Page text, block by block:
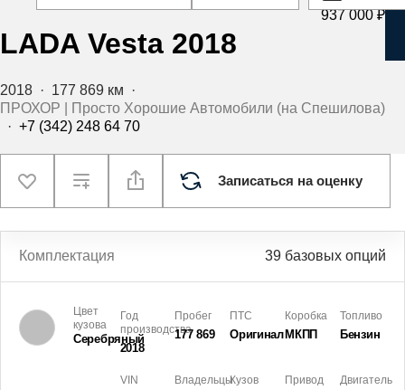
LADA Vesta 2018
937 000 ₽
2018 · 177 869 км ·
ПРОХОР | Просто Хорошие Автомобили (на Спешилова)
· +7 (342) 248 64 70
Записаться на оценку
Комплектация 39 базовых опций
Цвет
кузова
Серебряный
Год
производства
2018
Пробег
177 869
ПТС
Оригинал
Коробка
МКПП
Топливо
Бензин
VIN ВладельцыКузов Привод Двигатель